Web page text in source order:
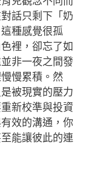
話只剩下「奶
種感覺很孤
裡，卻忘了如
非一夜之間發
慢累積。然
被現實的壓力
新校準與投資
效的溝通，你
能讓彼此的連